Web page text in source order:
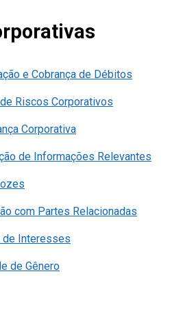
e Cobrança de Débitos
Riscos Corporativos
Corporativa
de Informações Relevantes
com Partes Relacionadas
de Interesses
de Gênero